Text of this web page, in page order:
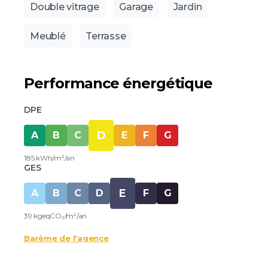
Double vitrage Garage Jardin
Meublé Terrasse
Performance énergétique
DPE
A B C D E F G
185 kWh/m²/an
GES
A B C D E F G
39 kgeqCO₂/m²/an
Barème de l'agence